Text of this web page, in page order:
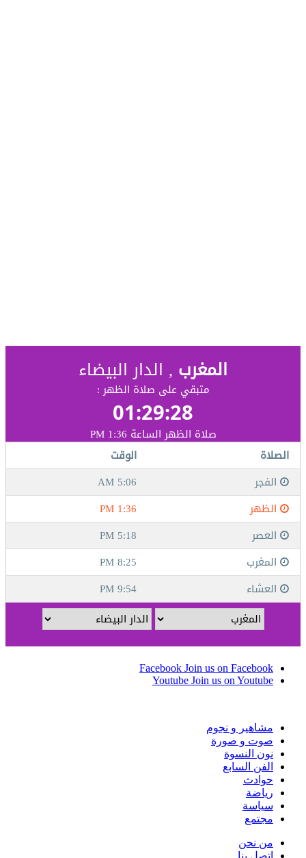
Facebook Join us on Facebook
Youtube Join us on Youtube
مشاهير و نجوم
صوت و صورة
نون النسوة
الفن السابع
حوادث
رياضة
سياسة
مجتمع
من نحن
اتصل بنا